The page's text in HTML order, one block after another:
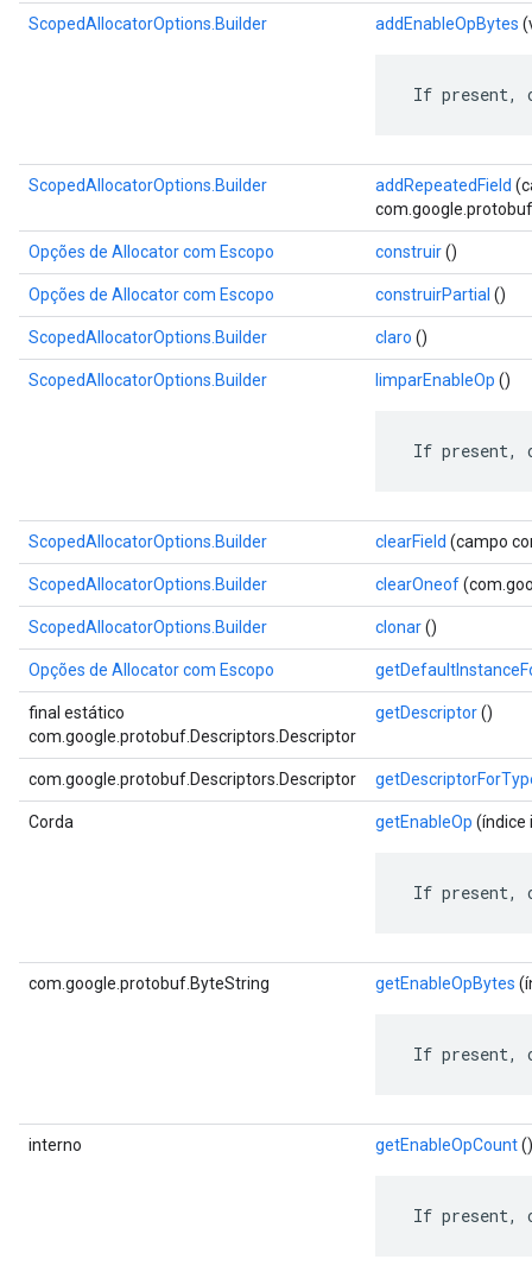
ScopedAllocatorOptions.Builder addEnableOpBytes
If present,
ScopedAllocatorOptions.Builder addRepeatedField
Opções de Allocator com Escopo construir()
Opções de Allocator com Escopo construirPartial ()
ScopedAllocatorOptions.Builder claro ()
ScopedAllocatorOptions.Builder limparEnableOp ()
If present,
ScopedAllocatorOptions.Builder clearField (campo
ScopedAllocatorOptions.Builder clearOneof
ScopedAllocatorOptions.Builder clonar()
Opções de Allocator com Escopo
final estático
com.google.protobuf.Descriptors.Descriptor
getDescriptor()
com.google.protobuf.Descriptors.Descriptor
Corda getEnableOp (índice
If present,
com.google.protobuf.ByteString getEnableOpBytes
If present,
interno getEnableOpCount()
If present,